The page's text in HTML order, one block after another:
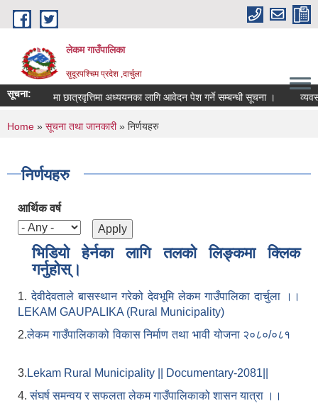
Skip to main content
लेकम गाउँपालिका
सुदूरपश्चिम प्रदेश ,दार्चुला
सूचना:
स्नातक तहमा छात्रवृत्तिमा अध्ययनका लागि आवेदन पेश गर्ने सम्बन्धी सूचना ।
You are here
Home » सूचना तथा जानकारी» निर्णयहरु
निर्णयहरु
आर्थिक वर्ष
भिडियो हेर्नका लागि तलको लिङ्कमा क्लिक
गर्नुहोस्।
1.देवीदेवताले बासस्थान गरेको देवभूमि लेकम गाउँपालिका दार्चुला ।।
LEKAM GAUPALIKA (Rural Municipality)
2.लेकम गाउँपालिकाको विकास निर्माण तथा भावी योजना २०८०/०८१
3. Lekam Rural Municipality || Documentary-2081||
4.संघर्ष समन्वय र सफलता लेकम गाउँपालिकाको शासन यात्रा ।।